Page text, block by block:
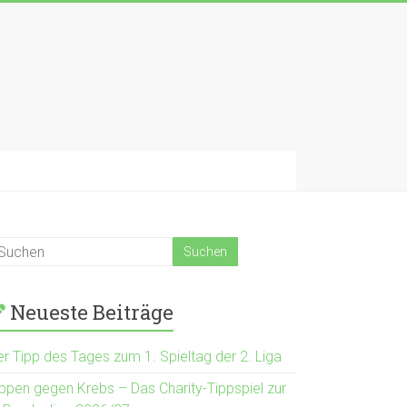
Neueste Beiträge
Tipp des Tages zum 1. Spieltag der 2. Liga
gegen Krebs – Das Charity-Tippspiel zur